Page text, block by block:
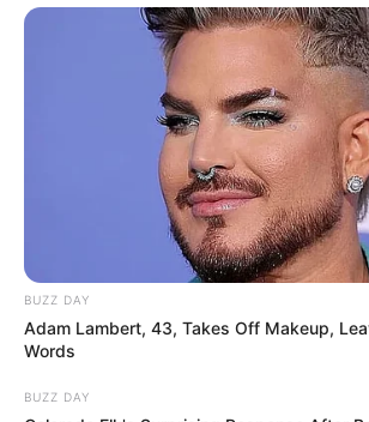
Pronostic Quinté en 6
12 JACOMO BELLO
2 JOVIAL HAUFOR
8 JACK L’EVENTREUR
15 JYTRACE DE HOUELLE
16 JUNKIES MINDS
Analyse détaillée de notre sélection de
BUZZ DAY
Adam Lambert, 43, Takes Off Makeup,
Words
BUZZ DAY